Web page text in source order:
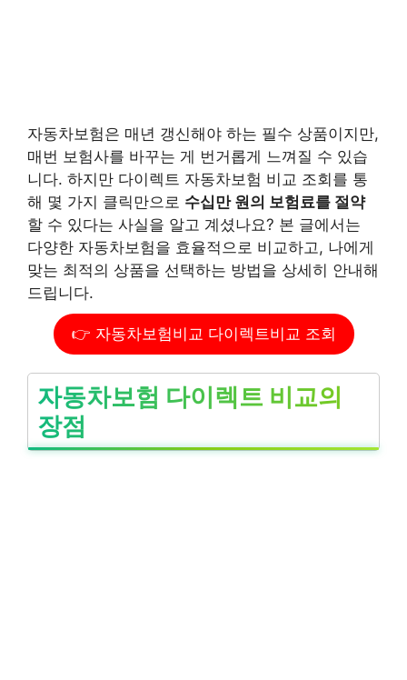
자동차보험은 매년 갱신해야 하는 필수 상품이지만,
매번 보험사를 바꾸는 게 번거롭게 느껴질 수 있습
니다. 하지만 다이렉트 자동차보험 비교 조회를 통
해 몇 가지 클릭만으로 수십만 원의 보험료를 절약
할 수 있다는 사실을 알고 계셨나요? 본 글에서는
다양한 자동차보험을 효율적으로 비교하고, 나에게
맞는 최적의 상품을 선택하는 방법을 상세히 안내해
드립니다.
👉 자동차보험비교 다이렉트비교 조회
자동차보험 다이렉트 비교의
장점